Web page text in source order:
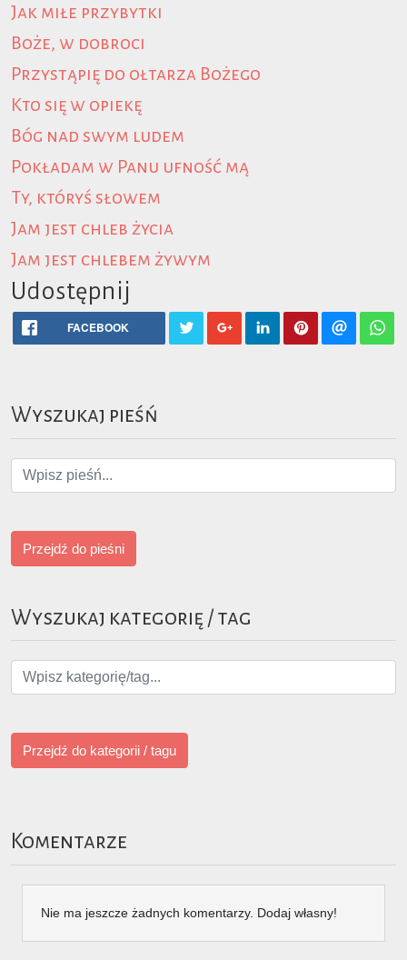
Jak miłe przybytki
Boże, w dobroci
Przystąpię do ołtarza Bożego
Kto się w opiekę
Bóg nad swym ludem
Pokładam w Panu ufność mą
Ty, któryś słowem
Jam jest chleb życia
Jam jest chlebem żywym
Udostępnij
FACEBOOK
Wyszukaj pieśń
Przejdź do pieśni
Wyszukaj kategorię / tag
Przejdź do kategorii / tagu
Komentarze
Nie ma jeszcze żadnych komentarzy. Dodaj własny!